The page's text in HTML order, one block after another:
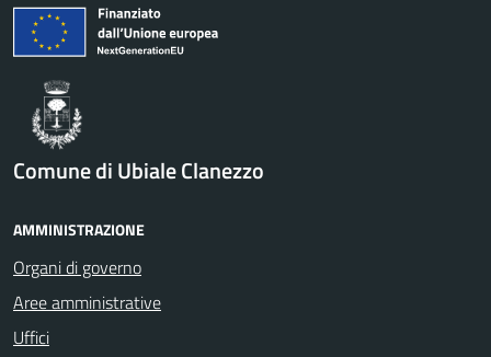
Comune di Ubiale Clanezzo
AMMINISTRAZIONE
Organi di governo
Aree amministrative
Uffici